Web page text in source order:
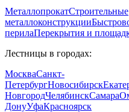
МеталлопрокатСтроительные
металлоконструкции
перилаПерекрытия и
Лестницы в городах:
МоскваСанкт-
ПетербургНовосибирск
НовгородЧелябинскСамара
ДонуУфаКрасноярск